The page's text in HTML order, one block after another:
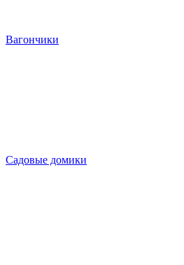
Вагончики
Садовые домики